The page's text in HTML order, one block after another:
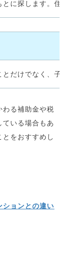
に探します。住宅
だけでなく、子供
わる補助金や税
いる場合もあ
をおすすめし
ションとの違い